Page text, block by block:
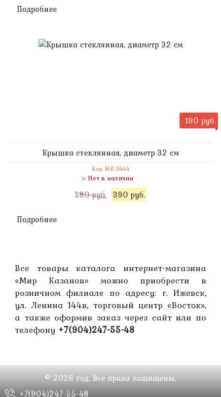
Подробнее
-190 руб.
Крышка стеклянная, диаметр 32 см
Код: MK-3444
Нет в наличии
580 руб. 390 руб.
Подробнее
Все товары каталога интернет-магазина
«Мир Казанов»‎ можно приобрести в
розничном филиале по адресу: г. Ижевск,
ул. Ленина 144в, торговый центр «Восток»‎,
а также оформив заказ через сайт или по
телефону +7(904)247-55-48
© 2026 год. Все права защищены.
+7(904)247-55-48